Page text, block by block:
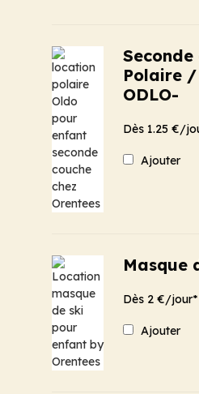
Seconde
Polaire /
ODLO-
Dès 1.25 €/
Ajouter
Masque
Dès 2 €/jour*
Ajouter